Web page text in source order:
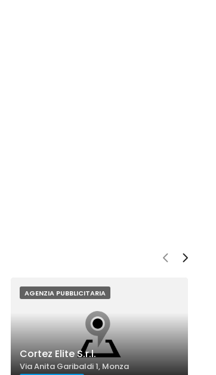
AGENZIA PUBBLICITARIA
Cortez Elite S.r.l.
Via Anita Garibaldi 1, Monza